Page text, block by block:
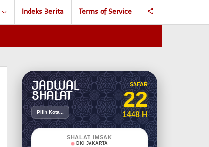
Indeks Berita Terms of Service
JADWAL
SHALAT
Pilih Kota...
SAFAR
22
1448 H
SHALAT IMSAK
DKI JAKARTA